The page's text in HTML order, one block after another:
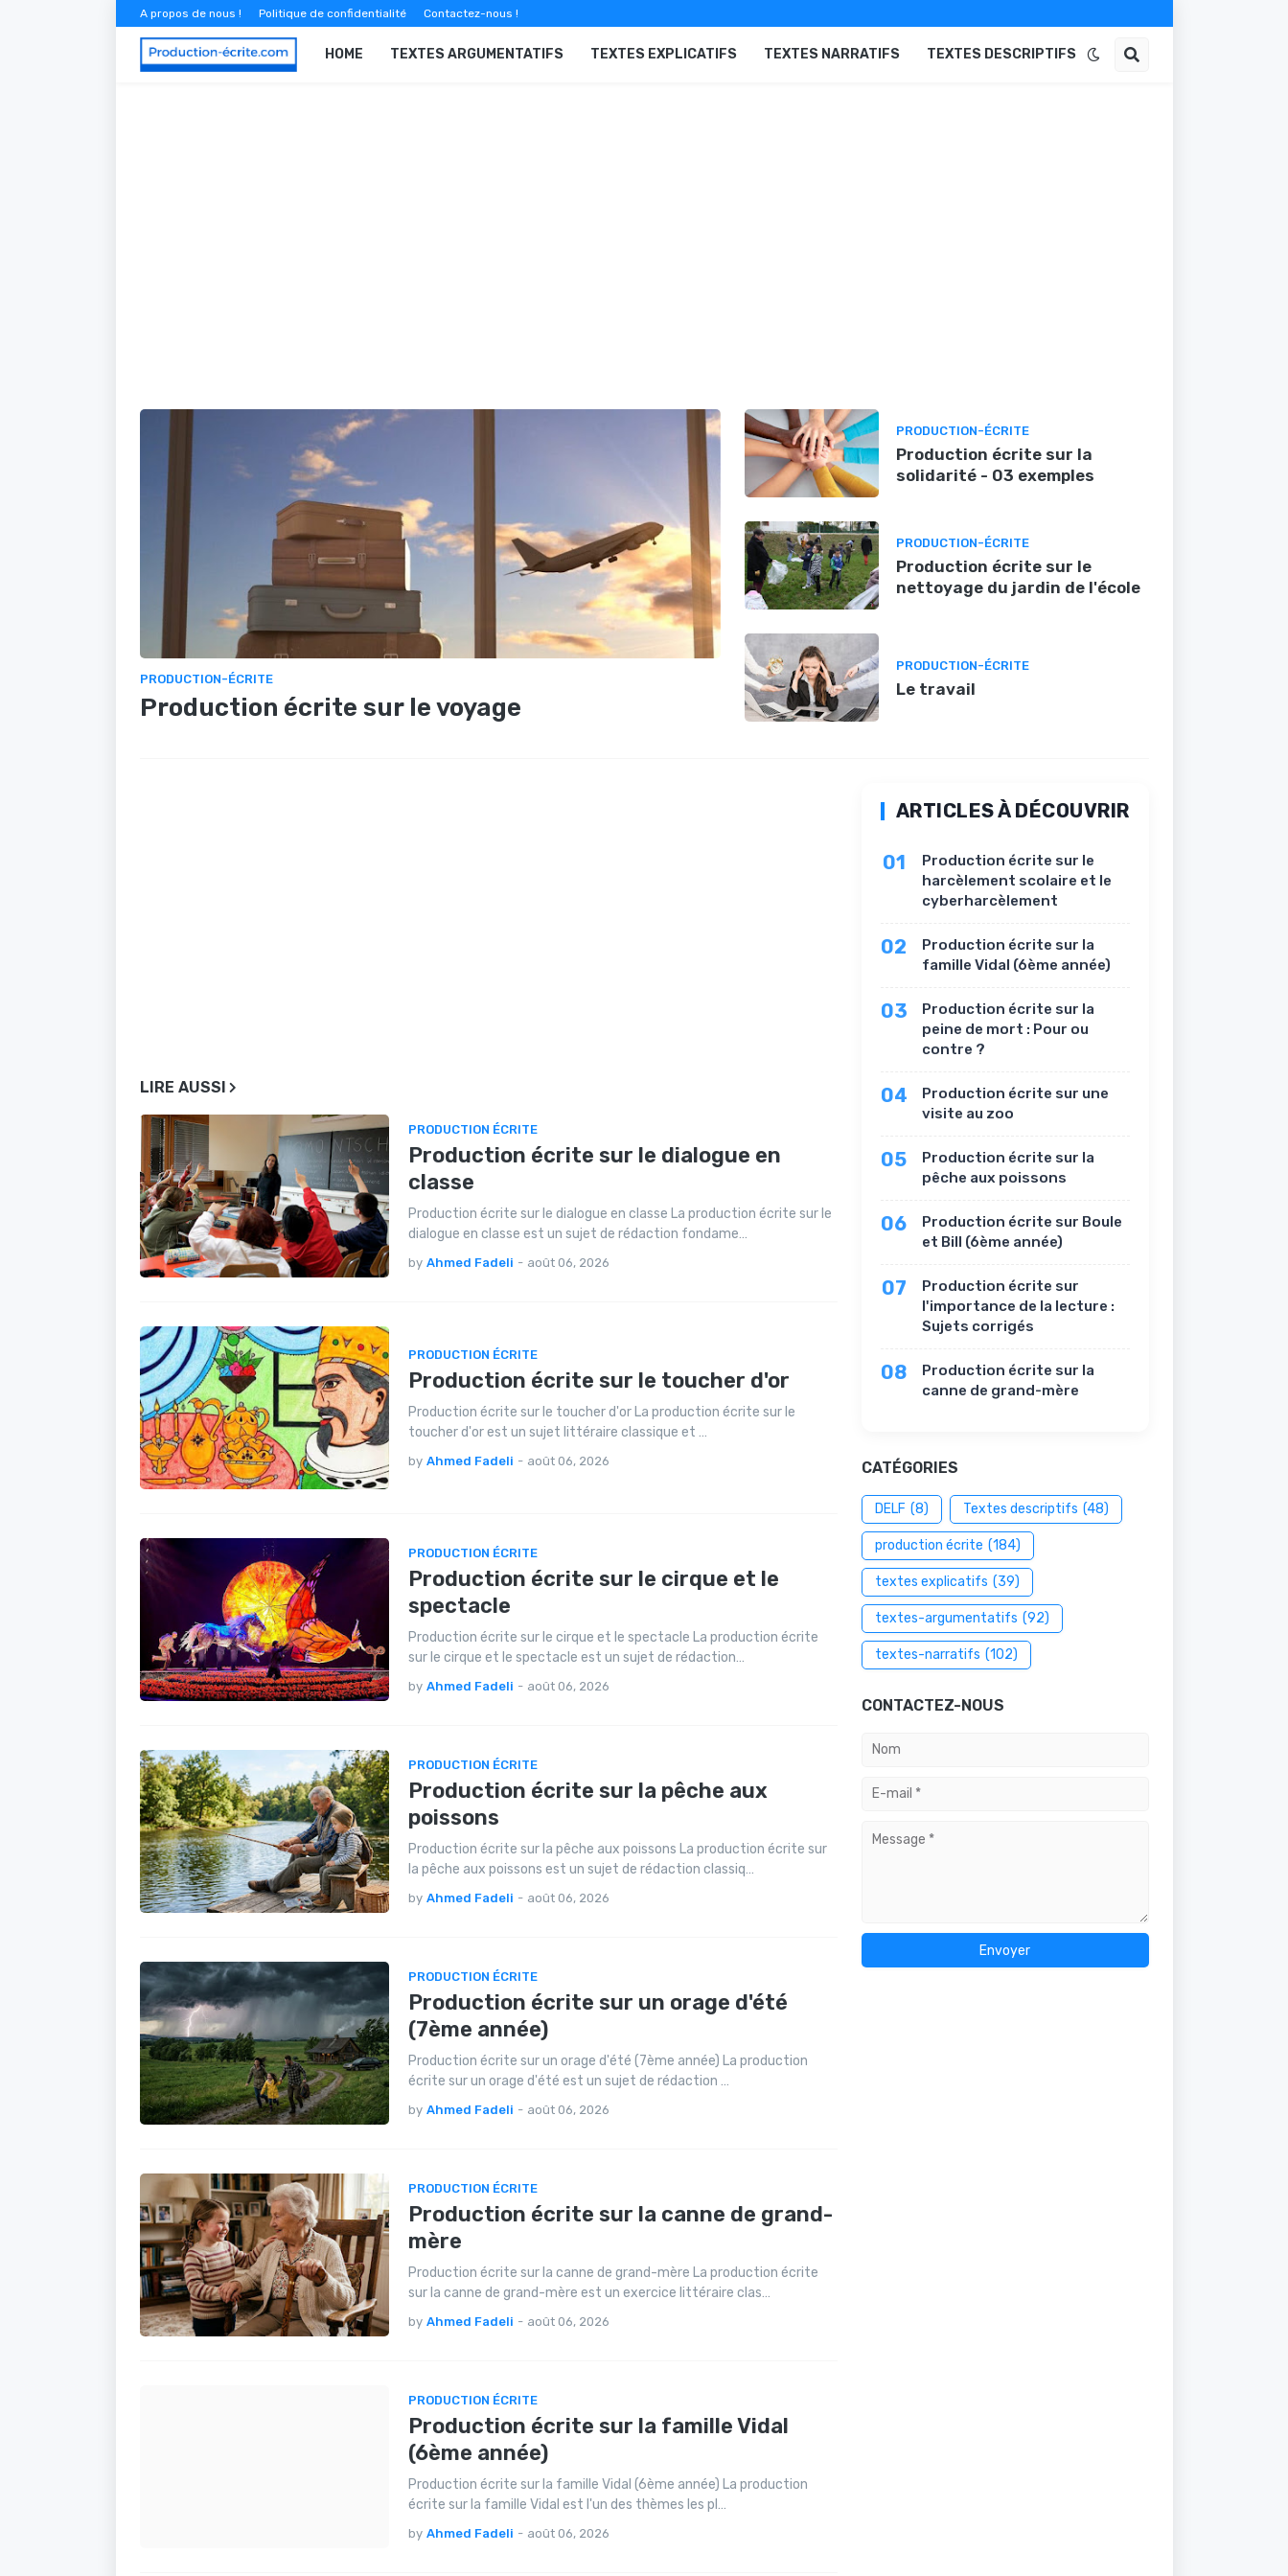
A propos de nous ! Politique de confidentialité Contactez-nous !
HOME TEXTES ARGUMENTATIFS TEXTES EXPLICATIFS TEXTES NARRATIFS TEXTES DESCRIPTIFS
PRODUCTION-ÉCRITE
Production écrite sur le voyage
PRODUCTION-ÉCRITE
Production écrite sur la
solidarité - 03 exemples
PRODUCTION-ÉCRITE
Production écrite sur le
nettoyage du jardin de l'école
PRODUCTION-ÉCRITE
Le travail
LIRE AUSSI
PRODUCTION ÉCRITE
Production écrite sur le dialogue en
classe
Production écrite sur le dialogue en classe La production écrite sur le
dialogue en classe est un sujet de rédaction fondame…
by Ahmed Fadeli - août 06, 2026
PRODUCTION ÉCRITE
Production écrite sur le toucher d'or
Production écrite sur le toucher d'or La production écrite sur le
toucher d'or est un sujet littéraire classique et …
by Ahmed Fadeli - août 06, 2026
PRODUCTION ÉCRITE
Production écrite sur le cirque et le
spectacle
Production écrite sur le cirque et le spectacle La production écrite
sur le cirque et le spectacle est un sujet de rédaction…
by Ahmed Fadeli - août 06, 2026
PRODUCTION ÉCRITE
Production écrite sur la pêche aux
poissons
Production écrite sur la pêche aux poissons La production écrite sur
la pêche aux poissons est un sujet de rédaction classiq…
by Ahmed Fadeli - août 06, 2026
PRODUCTION ÉCRITE
Production écrite sur un orage d'été
(7ème année)
Production écrite sur un orage d'été (7ème année) La production
écrite sur un orage d'été est un sujet de rédaction …
by Ahmed Fadeli - août 06, 2026
PRODUCTION ÉCRITE
Production écrite sur la canne de grand-
mère
Production écrite sur la canne de grand-mère La production écrite
sur la canne de grand-mère est un exercice littéraire clas…
by Ahmed Fadeli - août 06, 2026
PRODUCTION ÉCRITE
Production écrite sur la famille Vidal
(6ème année)
Production écrite sur la famille Vidal (6ème année) La production
écrite sur la famille Vidal est l'un des thèmes les pl…
by Ahmed Fadeli - août 06, 2026
ARTICLES À DÉCOUVRIR
01
Production écrite sur le
harcèlement scolaire et le
cyberharcèlement
02
Production écrite sur la
famille Vidal (6ème année)
03
Production écrite sur la
peine de mort : Pour ou
contre ?
04
Production écrite sur une
visite au zoo
05
Production écrite sur la
pêche aux poissons
06
Production écrite sur Boule
et Bill (6ème année)
07
Production écrite sur
l'importance de la lecture :
Sujets corrigés
08
Production écrite sur la
canne de grand-mère
CATÉGORIES
DELF (8) Textes descriptifs (48)
production écrite (184)
textes explicatifs (39)
textes-argumentatifs (92)
textes-narratifs (102)
CONTACTEZ-NOUS